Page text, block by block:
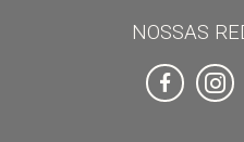
NOSSAS